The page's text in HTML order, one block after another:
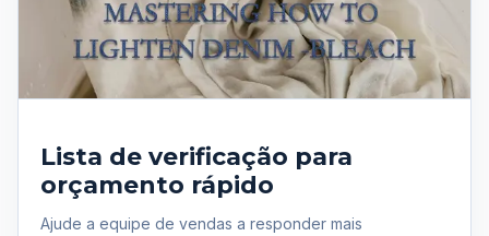
Lista de verificação para
orçamento rápido
Ajude a equipe de vendas a responder mais